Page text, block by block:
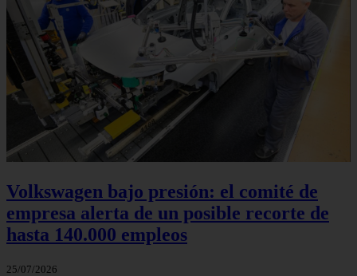
Volkswagen bajo presión: el comité de
empresa alerta de un posible recorte de
hasta 140.000 empleos
25/07/2026